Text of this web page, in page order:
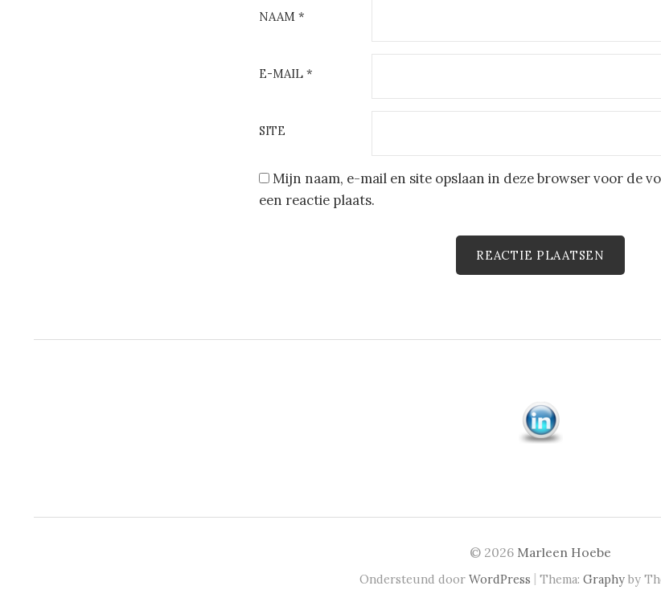
NAAM *
E-MAIL *
SITE
Mijn naam, e-mail en site opslaan in deze browser voor de
een reactie plaats.
© 2026 Marleen Hoebe
Ondersteund door WordPress | Thema: Graphyby